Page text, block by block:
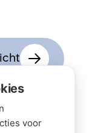
voor